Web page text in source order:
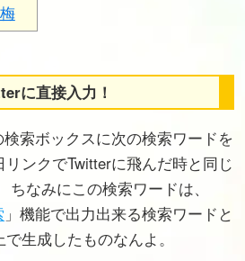
に直接入力！
検索ボックスに次の検索ワードを
ンクでTwitterに飛んだ時と同じ
なみにこの検索ワードは、
」機能で出力出来る検索ワードと
生成したものなんよ。